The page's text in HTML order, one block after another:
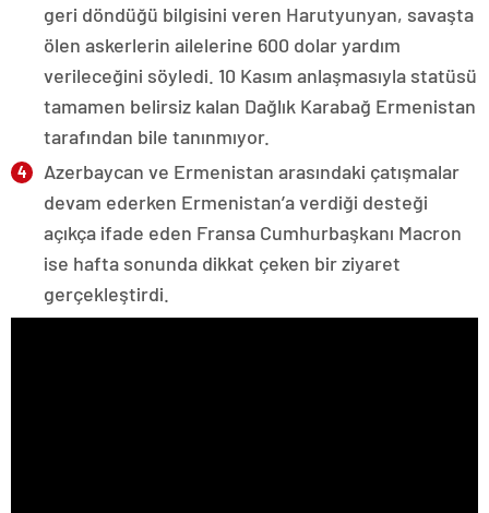
geri döndüğü bilgisini veren Harutyunyan, savaşta
ölen askerlerin ailelerine 600 dolar yardım
verileceğini söyledi. 10 Kasım anlaşmasıyla statüsü
tamamen belirsiz kalan Dağlık Karabağ Ermenistan
tarafından bile tanınmıyor.
Azerbaycan ve Ermenistan arasındaki çatışmalar
devam ederken Ermenistan’a verdiği desteği
açıkça ifade eden Fransa Cumhurbaşkanı Macron
ise hafta sonunda dikkat çeken bir ziyaret
gerçekleştirdi.